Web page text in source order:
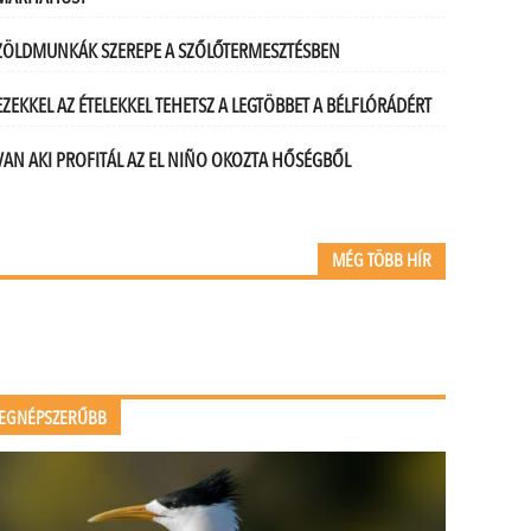
SZEREPE A SZŐLŐTERMESZTÉSBEN
AZ ÉTELEKKEL TEHETSZ A LEGTÖBBET A BÉLFLÓRÁDÉRT
AKI PROFITÁL AZ EL NIÑO OKOZTA HŐSÉGBŐL
MÉG TÖBB HÍR